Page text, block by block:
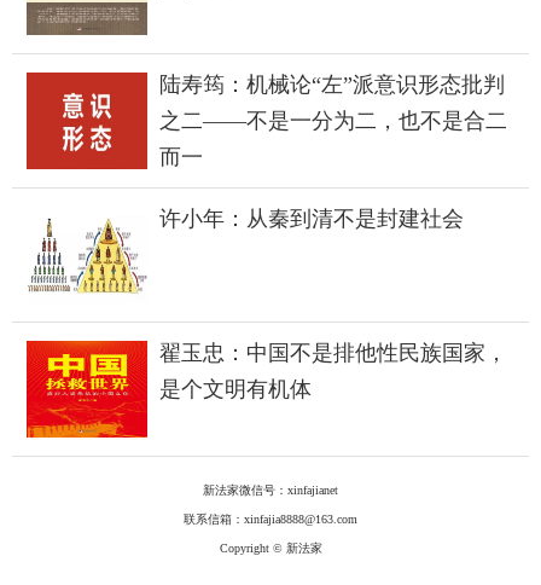
陆寿筠：机械论“左”派意识形态批判
之二——不是一分为二，也不是合二
而一
许小年：从秦到清不是封建社会
翟玉忠：中国不是排他性民族国家，
是个文明有机体
新法家微信号：xinfajianet
联系信箱：xinfajia8888@163.com
Copyright © 新法家